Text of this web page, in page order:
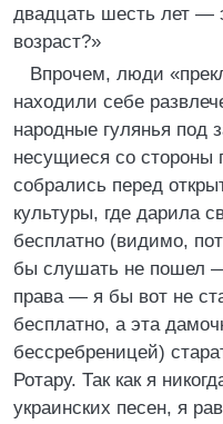
двадцать шесть лет —
возраст?»
Впрочем, люди
находили себе
народные гулянья под
несущиеся со стороны
собрались перед
культуры, где дарила
бесплатно (видимо,
бы слушать не пошел
права — я бы вот не
бесплатно, а эта
бессребреницей)
Ротару. Так как я
украинских песен, я